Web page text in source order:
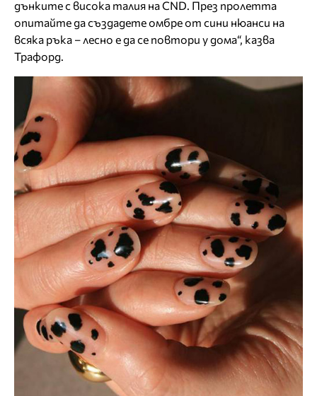
дънките с висока талия на CND. През пролетта
опитайте да създадете омбре от сини нюанси на
всяка ръка – лесно е да се повтори у дома“, казва
Трафорд.